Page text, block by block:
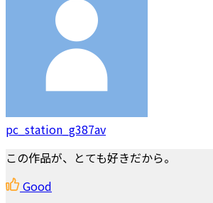
pc_station_g387av
この作品が、とても好きだから。
Good